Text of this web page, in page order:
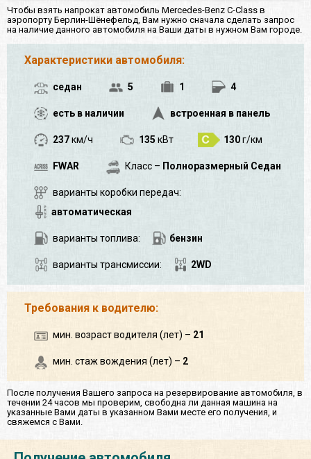
Чтобы взять напрокат автомобиль Mercedes-Benz C-Class в
аэропорту Берлин-Шёнефельд, Вам нужно сначала сделать запрос
на наличие данного автомобиля на Ваши даты в нужном Вам городе.
Характеристики автомобиля:
седан 5 1 4
есть в наличии встроенная в панель
237км/ч 135 кВт 130г/км
FWAR Класс – Полноразмерный Седан
варианты коробки передач:
автоматическая
варианты топлива: бензин
варианты трансмиссии: 2WD
Требования к водителю:
мин. возраст водителя (лет) – 21
мин. стаж вождения (лет) – 2
После получения Вашего запроса на резервирование автомобиля, в
течении 24 часов мы проверим, свободна ли данная машина на
указанные Вами даты в указанном Вами месте его получения, и
свяжемся с Вами.